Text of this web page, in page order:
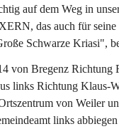
auf dem Weg in
das auch für seine
Schwarze Kriasi",
von Bregenz Richtung
links Richtung Klaus-
von Weiler
links